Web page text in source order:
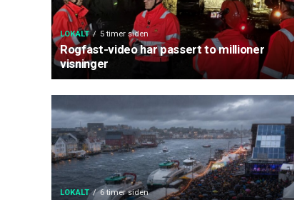
LOKALT 5 timer siden
Rogfast-video har passert to millioner
visninger
LOKALT 6 timer siden